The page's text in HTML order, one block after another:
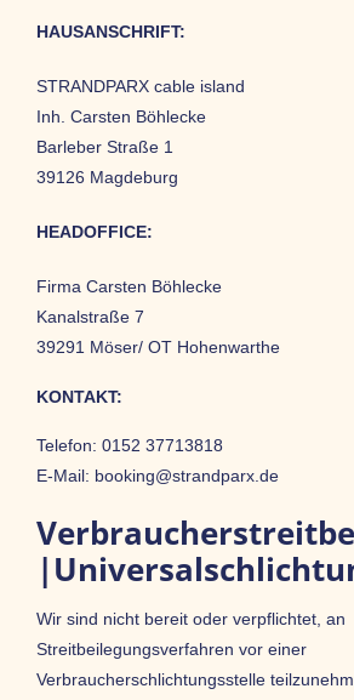
HAUSANSCHRIFT:
STRANDPARX cable island
Inh. Carsten Böhlecke
Barleber Straße 1
39126 Magdeburg
HEADOFFICE:
Firma Carsten Böhlecke
Kanalstraße 7
39291 Möser/ OT Hohenwarthe
KONTAKT:
Telefon: 0152 37713818
E-Mail: booking@strandparx.de
Wir sind nicht bereit oder verpflichtet, an
Streitbeilegungsverfahren vor einer
Verbraucherschlichtungsstelle